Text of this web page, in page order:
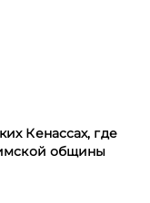
Кенассах, где
общины